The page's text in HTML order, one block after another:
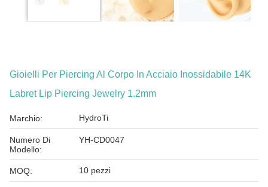
Gioielli Per Piercing Al Corpo In Acciaio Inossidabile 14K
Labret Lip Piercing Jewelry 1.2mm
Marchio: HydroTi
Numero Di
Modello:
YH-CD0047
MOQ: 10 pezzi